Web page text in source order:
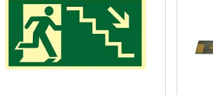
Placas de emergência